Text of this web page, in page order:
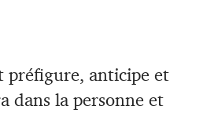
préfigure, anticipe et
dans la personne et